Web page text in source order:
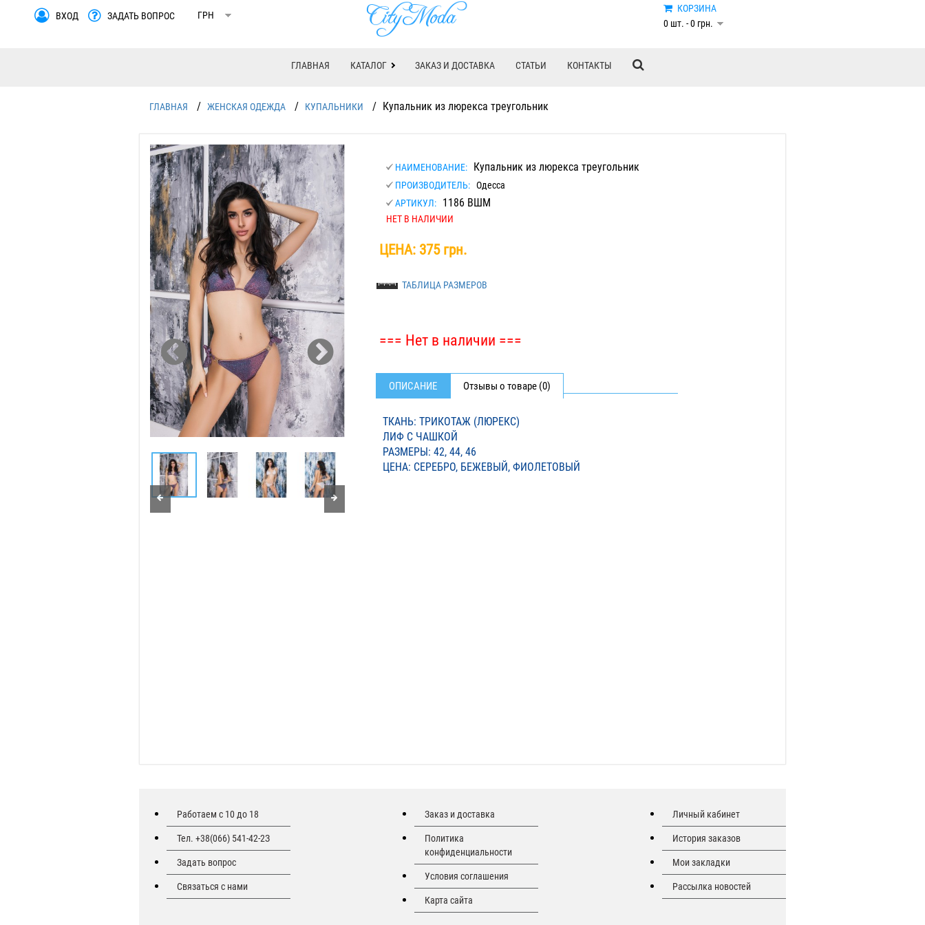
КОРЗИНА
0 шт. - 0 грн.
ВХОД ЗАДАТЬ ВОПРОС
ГЛАВНАЯ КАТАЛОГ ЗАКАЗ И ДОСТАВКА СТАТЬИ КОНТАКТЫ
ГЛАВНАЯ / ЖЕНСКАЯ ОДЕЖДА / КУПАЛЬНИКИ / Купальник из люрекса треугольник
НАИМЕНОВАНИЕ: Купальник из люрекса треугольник
ПРОИЗВОДИТЕЛЬ: Одесса
АРТИКУЛ:
1186 ВШМ
НЕТ В НАЛИЧИИ
ЦЕНА: 375 грн.
ТАБЛИЦА РАЗМЕРОВ
=== Нет в наличии ===
ОПИСАНИЕ Отзывы о товаре (0)
ТКАНЬ: ТРИКОТАЖ (ЛЮРЕКС)
ЛИФ С ЧАШКОЙ
РАЗМЕРЫ: 42, 44, 46
ЦЕНА: СЕРЕБРО, БЕЖЕВЫЙ, ФИОЛЕТОВЫЙ
Работаем с 10 до 18
Тел. +38(066) 541-42-2З
Задать вопрос
Связаться с нами
Заказ и доставка
Политика
конфиденциальности
Условия соглашения
Карта сайта
Личный кабинет
История заказов
Мои закладки
Рассылка новостей